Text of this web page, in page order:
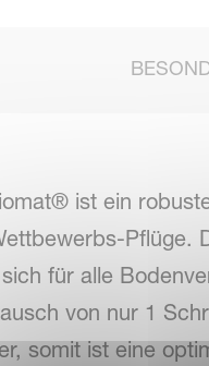
ist ein
Pflüge.
für alle
von nur 1
somit ist eine